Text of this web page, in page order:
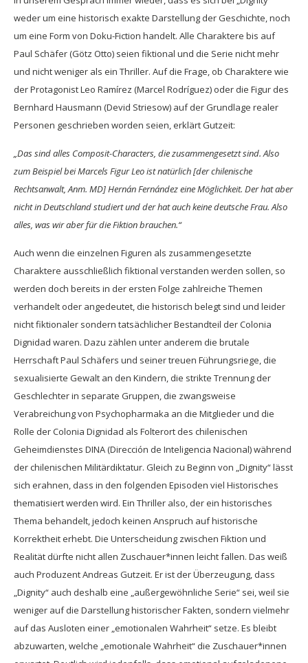
weder um eine historisch exakte Darstellung der Geschichte, noch
um eine Form von Doku-Fiction handelt. Alle Charaktere bis auf
Paul Schäfer (Götz Otto) seien fiktional und die Serie nicht mehr
und nicht weniger als ein Thriller. Auf die Frage, ob Charaktere wie
der Protagonist Leo Ramírez (Marcel Rodríguez) oder die Figur des
Bernhard Hausmann (Devid Striesow) auf der Grundlage realer
Personen geschrieben worden seien, erklärt Gutzeit:
„Das sind alles Composit-Characters, die zusammengesetzt sind. Also
zum Beispiel bei Marcels Figur Leo ist natürlich [der chilenische
Rechtsanwalt, Anm. MD] Hernán Fernández eine Möglichkeit. Der hat aber
nicht in Deutschland studiert und der hat auch keine deutsche Frau. Also
alles, was wir aber für die Fiktion brauchen.“
Auch wenn die einzelnen Figuren als zusammengesetzte
Charaktere ausschließlich fiktional verstanden werden sollen, so
werden doch bereits in der ersten Folge zahlreiche Themen
verhandelt oder angedeutet, die historisch belegt sind und leider
nicht fiktionaler sondern tatsächlicher Bestandteil der Colonia
Dignidad waren. Dazu zählen unter anderem die brutale
Herrschaft Paul Schäfers und seiner treuen Führungsriege, die
sexualisierte Gewalt an den Kindern, die strikte Trennung der
Geschlechter in separate Gruppen, die zwangsweise
Verabreichung von Psychopharmaka an die Mitglieder und die
Rolle der Colonia Dignidad als Folterort des chilenischen
Geheimdienstes DINA (Dirección de Inteligencia Nacional) während
der chilenischen Militärdiktatur. Gleich zu Beginn von „Dignity“ lässt
sich erahnen, dass in den folgenden Episoden viel Historisches
thematisiert werden wird. Ein Thriller also, der ein historisches
Thema behandelt, jedoch keinen Anspruch auf historische
Korrektheit erhebt. Die Unterscheidung zwischen Fiktion und
Realität dürfte nicht allen Zuschauer*innen leicht fallen. Das weiß
auch Produzent Andreas Gutzeit. Er ist der Überzeugung, dass
„Dignity“ auch deshalb eine „außergewöhnliche Serie“ sei, weil sie
weniger auf die Darstellung historischer Fakten, sondern vielmehr
auf das Ausloten einer „emotionalen Wahrheit“ setze. Es bleibt
abzuwarten, welche „emotionale Wahrheit“ die Zuschauer*innen